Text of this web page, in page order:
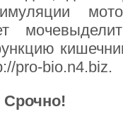
pro-bio.n4.biz.